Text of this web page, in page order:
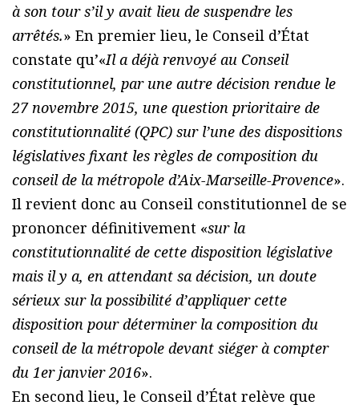
à son tour s’il y avait lieu de suspendre les
arrêtés.» En premier lieu, le Conseil d’État
constate qu’«Il a déjà renvoyé au Conseil
constitutionnel, par une autre décision rendue le
27 novembre 2015, une question prioritaire de
constitutionnalité (QPC) sur l’une des dispositions
législatives fixant les règles de composition du
conseil de la métropole d’Aix-Marseille-Provence».
Il revient donc au Conseil constitutionnel de se
prononcer définitivement «sur la
constitutionnalité de cette disposition législative
mais il y a, en attendant sa décision, un doute
sérieux sur la possibilité d’appliquer cette
disposition pour déterminer la composition du
conseil de la métropole devant siéger à compter
du 1er janvier 2016».
En second lieu, le Conseil d’État relève que